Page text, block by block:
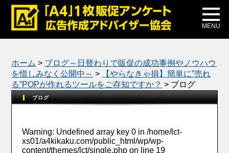
MENU
メディア掲載
公式ブログ
ホーム > ブログ～日替わりで販促の成功事例やノウハウ
を惜しみなく公開中～ >
【やらなきゃ損】簡単に”売れ
る”POPが作れるツールをご存知ですか？ > ブログ
ブログ
Warning: Undefined array key 0 in/home/lct-
xs01/a4kikaku.com/public_html/wp/wp-
content/themes/lct/single.php on line 19